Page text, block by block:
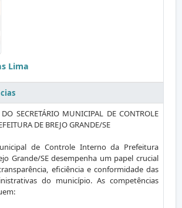
Lima
SECRETÁRIO MUNICIPAL DE CONTROLE
DE BREJO GRANDE/SE
de Controle Interno da Prefeitura
Grande/SE desempenha um papel crucial
eficiência e conformidade das
do município. As competências